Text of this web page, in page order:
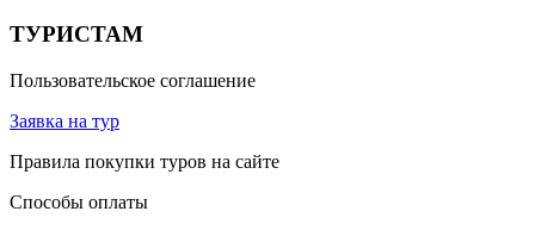
ТУРИСТАМ
Пользовательское соглашение
Заявка на тур
Правила покупки туров на сайте
Способы оплаты